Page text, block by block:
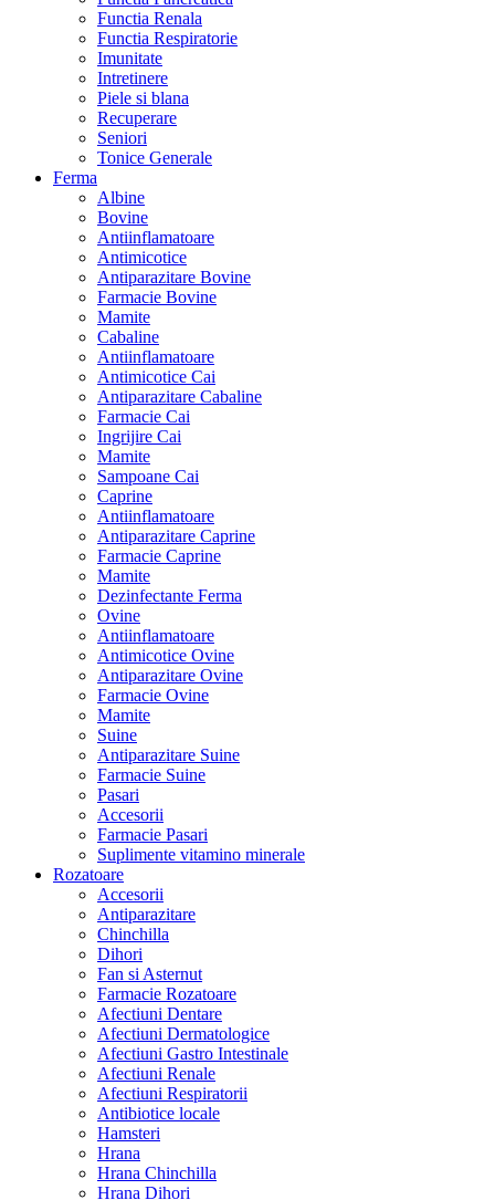
Functia Renala
Functia Respiratorie
Imunitate
Intretinere
Piele si blana
Recuperare
Seniori
Tonice Generale
Ferma
Albine
Bovine
Antiinflamatoare
Antimicotice
Antiparazitare Bovine
Farmacie Bovine
Mamite
Cabaline
Antiinflamatoare
Antimicotice Cai
Antiparazitare Cabaline
Farmacie Cai
Ingrijire Cai
Mamite
Sampoane Cai
Caprine
Antiinflamatoare
Antiparazitare Caprine
Farmacie Caprine
Mamite
Dezinfectante Ferma
Ovine
Antiinflamatoare
Antimicotice Ovine
Antiparazitare Ovine
Farmacie Ovine
Mamite
Suine
Antiparazitare Suine
Farmacie Suine
Pasari
Accesorii
Farmacie Pasari
Suplimente vitamino minerale
Rozatoare
Accesorii
Antiparazitare
Chinchilla
Dihori
Fan si Asternut
Farmacie Rozatoare
Afectiuni Dentare
Afectiuni Dermatologice
Afectiuni Gastro Intestinale
Afectiuni Renale
Afectiuni Respiratorii
Antibiotice locale
Hamsteri
Hrana
Hrana Chinchilla
Hrana Dihori